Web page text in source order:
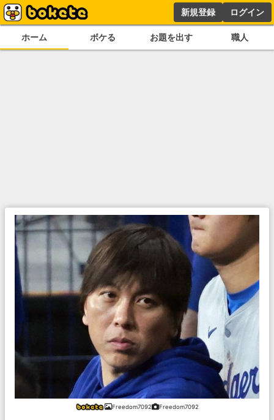
新規登録 ログイン
ホーム ボケる お題を出す 職人
Freedom7092 Freedom7092